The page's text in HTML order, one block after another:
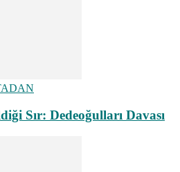
Sır: Dedeoğulları Davası